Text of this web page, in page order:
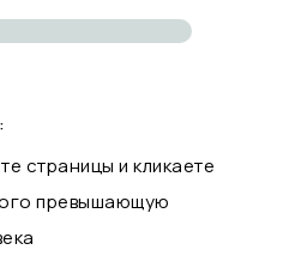
страницы и кликаете
превышающую